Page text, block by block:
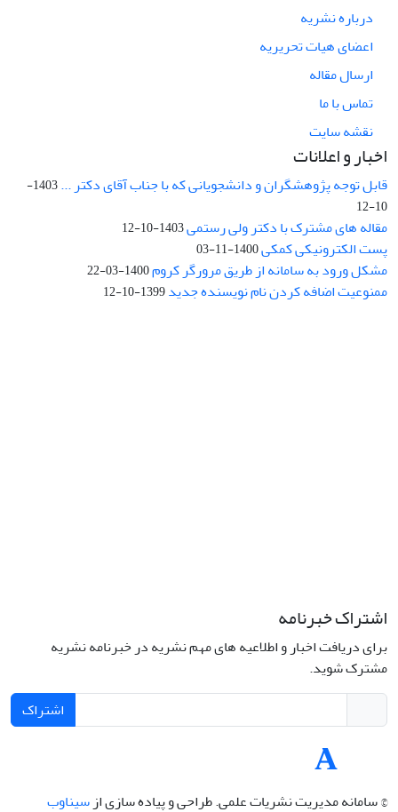
درباره نشریه
اعضای هیات تحریریه
ارسال مقاله
تماس با ما
نقشه سایت
اخبار و اعلانات
قابل توجه پژوهشگران و دانشجویانی که با جناب آقای دکتر ...
1403-
10-12
مقاله های مشترک با دکتر ولی رستمی1403-10-12
پست الکترونیکی کمکی1400-11-03
مشکل ورود به سامانه از طریق مرورگر کروم1400-03-22
ممنوعیت اضافه کردن نام نویسنده جدید1399-10-12
اشتراک خبرنامه
برای دریافت اخبار و اطلاعیه های مهم نشریه در خبرنامه نشریه
مشترک شوید.
اشتراک
© سامانه مدیریت نشریات علمی.طراحی و پیاده سازی از سیناوب